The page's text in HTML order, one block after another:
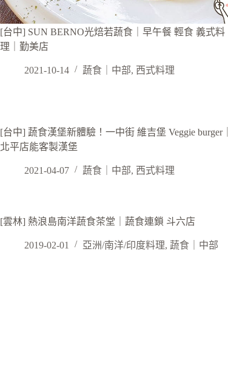
[台中] SUN BERNO光焙若蔬食｜早午餐 輕食 義式料
理｜勤美店
2021-10-14 蔬食｜中部, 西式料理
[台中] 蔬食漢堡新體驗！一中街 維吉堡 Veggie burger｜
北平店能客製漢堡
2021-04-07 蔬食｜中部, 西式料理
[雲林] 熱浪島南洋蔬食茶堂｜蔬食連鎖 斗六店
2019-02-01 亞洲/南洋/印度料理, 蔬食｜中部